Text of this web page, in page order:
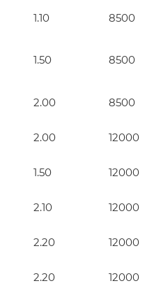
1.10 8500
1.50 8500
2.00 8500
2.00 12000
1.50 12000
2.10 12000
2.20 12000
2.20 12000